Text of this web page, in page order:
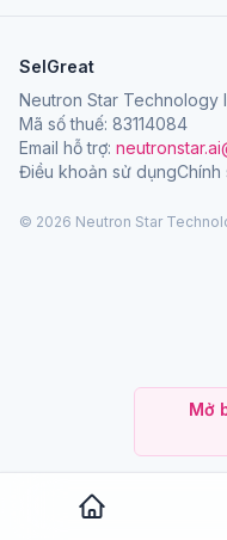
Mở
SelGreat
Neutron Star Technology
Mã số thuế: 83114084
Email hỗ trợ:
Điều khoản sử dụngChính
© 2026 Neutron Star